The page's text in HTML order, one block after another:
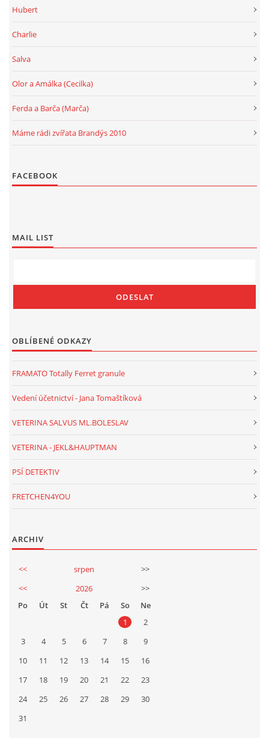
Hubert
Charlie
Salva
Olor a Amálka (Cecilka)
Ferda a Barča (Marča)
Máme rádi zvířata Brandýs 2010
FACEBOOK
MAIL LIST
OBLÍBENÉ ODKAZY
FRAMATO Totally Ferret granule
Vedení účetnictví - Jana Tomaštíková
VETERINA SALVUS ML.BOLESLAV
VETERINA - JEKL&HAUPTMAN
PSÍ DETEKTIV
FRETCHEN4YOU
ARCHIV
<< srpen
>>
<<
2026
>>
Po
Út St Čt Pá So
Ne
1
2
3
4 5 6 7 8
9
10
11 12 13 14 15
16
17
18 19 20 21 22
23
24
25 26 27 28 29
30
31